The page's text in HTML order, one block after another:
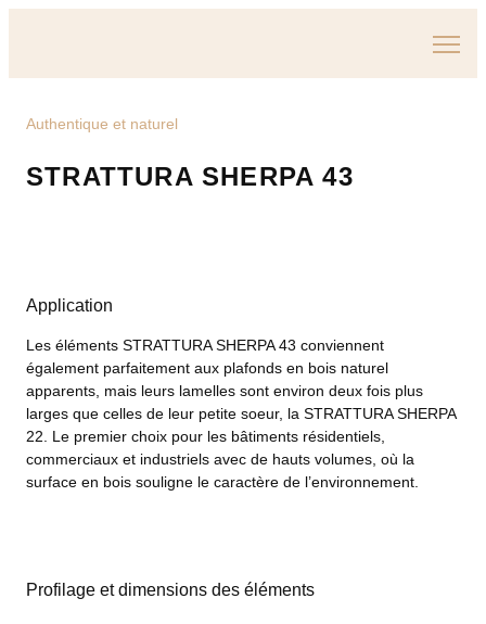
Authentique et naturel
STRATTURA SHERPA 43
Application
Les éléments STRATTURA SHERPA 43 conviennent
également parfaitement aux plafonds en bois naturel
apparents, mais leurs lamelles sont environ deux fois plus
larges que celles de leur petite soeur, la STRATTURA SHERPA
22. Le premier choix pour les bâtiments résidentiels,
commerciaux et industriels avec de hauts volumes, où la
surface en bois souligne le caractère de l’environnement.
Profilage et dimensions des éléments